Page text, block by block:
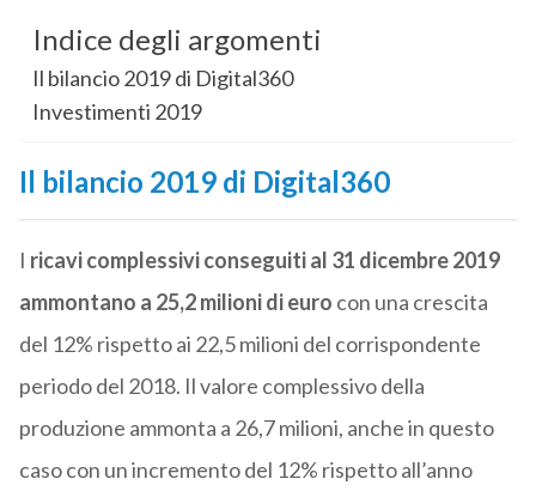
Indice degli argomenti
Il bilancio 2019 di Digital360
Investimenti 2019
Il bilancio 2019 di Digital360
I ricavi complessivi conseguiti al 31 dicembre 2019
ammontano a 25,2 milioni di euro con una crescita
del 12% rispetto ai 22,5 milioni del corrispondente
periodo del 2018. Il valore complessivo della
produzione ammonta a 26,7 milioni, anche in questo
caso con un incremento del 12% rispetto all’anno